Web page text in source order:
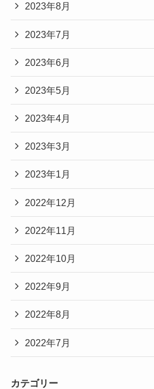
2023年8月
2023年7月
2023年6月
2023年5月
2023年4月
2023年3月
2023年1月
2022年12月
2022年11月
2022年10月
2022年9月
2022年8月
2022年7月
カテゴリー